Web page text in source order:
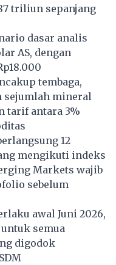
triliun sepanjang
dasar analis
AS, dengan
tembaga,
sejumlah mineral
tarif antara 3%
12
mengikuti indeks
Markets wajib
sebelum
awal Juni 2026,
semua
digodok